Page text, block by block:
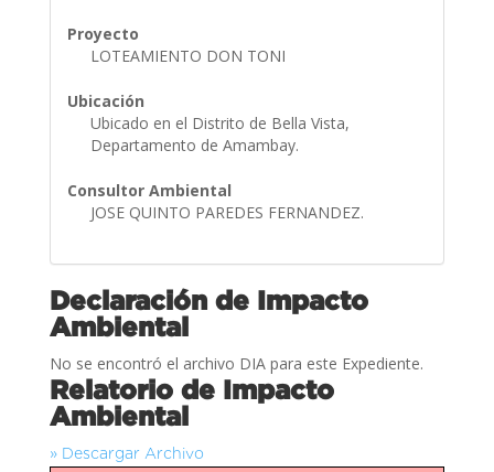
Proyecto
LOTEAMIENTO DON TONI
Ubicación
Ubicado en el Distrito de Bella Vista,
Departamento de Amambay.
Consultor Ambiental
JOSE QUINTO PAREDES FERNANDEZ.
Declaración de Impacto
Ambiental
No se encontró el archivo DIA para este Expediente.
Relatorio de Impacto
Ambiental
» Descargar Archivo